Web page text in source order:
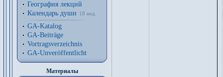
География лекций
Календарь души
18 нед.
GA-Katalog
GA-Beiträge
Vortragsverzeichnis
GA-Unveröffentlicht
Материалы